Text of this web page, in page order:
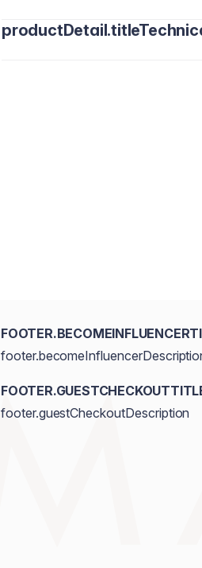
Нанесіть на вологе волосся,
footer.guestCheckoutDescription